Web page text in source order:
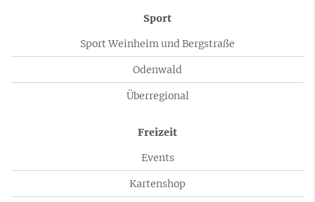
Sport
Sport Weinheim und Bergstraße
Odenwald
Überregional
Freizeit
Events
Kartenshop